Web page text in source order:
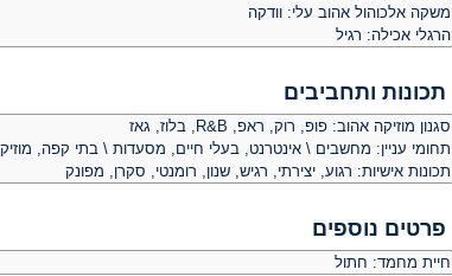
משקה אלכוהול אהוב עלי: וודקה
הרגלי אכילה: רגיל
תכונות ותחביבים
סגנון מוזיקה אהוב: פופ, רוק, ראפ, R&B, בלוז, גאז
תחומי עניין: מחשבים \ אינטרנט, בעלי חיים, מסעדות \ בתי קפה,
תכונות אישיות: רגוע, יצירתי, רגיש, שנון, רומנטי, סקרן, מפונק
פרטים נוספים
חיית מחמד: חתול